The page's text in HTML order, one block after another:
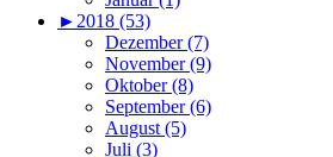
►2018 (53)
Dezember (7)
November (9)
Oktober (8)
September (6)
August (5)
Juli (3)